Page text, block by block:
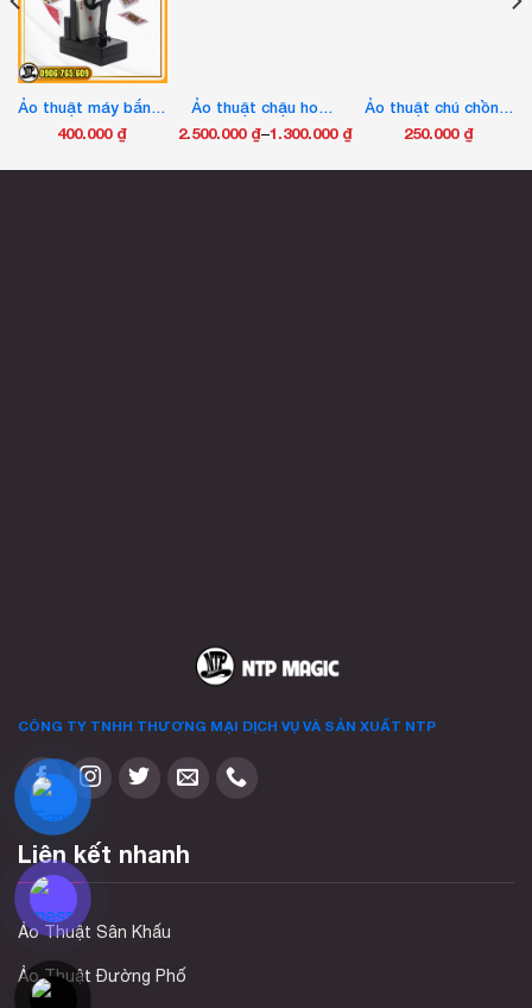
Ảo thuật máy bắn bài
400.000 ₫
Ảo thuật chậu hoa tự nở
1.300.000 ₫
–
2.500.000 ₫
Khoảng
giá:
Ảo thuật chú chồn nghịch ngợm
250.000 ₫
CÔNG TY TNHH THƯƠNG MẠI DỊCH VỤ VÀ SẢN XUẤT NTP
Liên kết nhanh
Ảo Thuật Sân Khấu
Ảo Thuật Đường Phố